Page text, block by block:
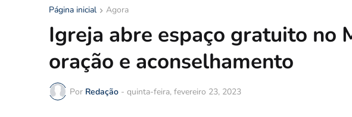
Página inicial Agora
Igreja abre espaço gratuito no
oração e aconselhamento
Por Redação - quinta-feira, fevereiro 23, 2023